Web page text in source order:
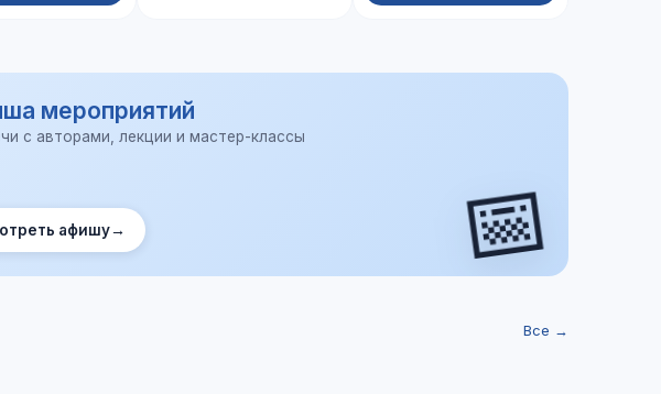
мероприятий
с авторами, лекции и мастер-классы
афишу→ 📅
Все →